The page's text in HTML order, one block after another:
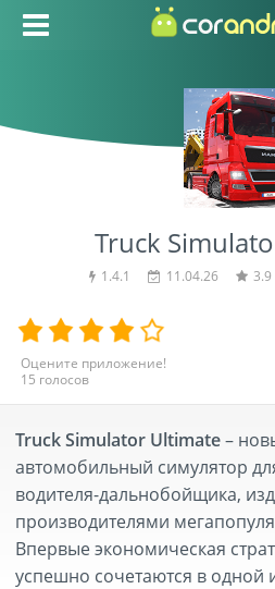
Truck
1.4.1 11.04.26 3.9
15 голосов
Truck Simulator Ultimate–
автомобильный симулятор
водителя-дальнобойщика,
производителями
Впервые экономическая
успешно сочетаются в